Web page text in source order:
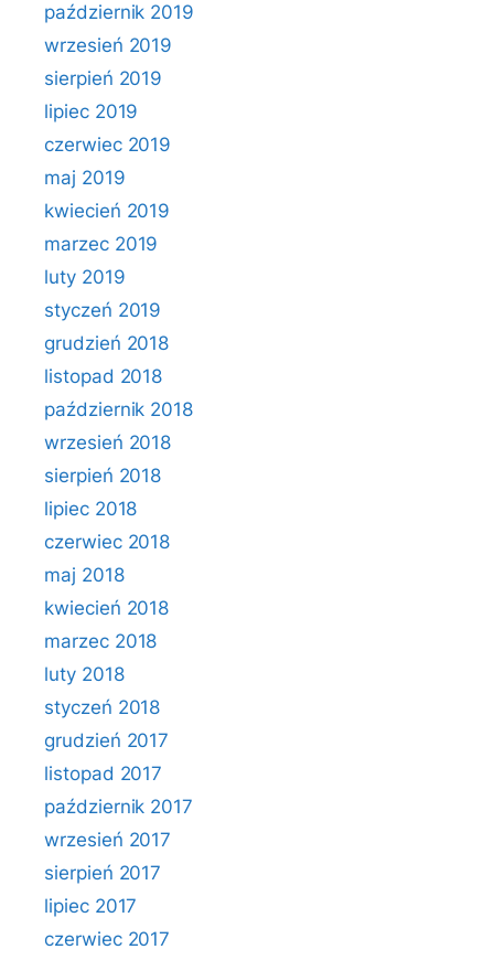
październik 2019
wrzesień 2019
sierpień 2019
lipiec 2019
czerwiec 2019
maj 2019
kwiecień 2019
marzec 2019
luty 2019
styczeń 2019
grudzień 2018
listopad 2018
październik 2018
wrzesień 2018
sierpień 2018
lipiec 2018
czerwiec 2018
maj 2018
kwiecień 2018
marzec 2018
luty 2018
styczeń 2018
grudzień 2017
listopad 2017
październik 2017
wrzesień 2017
sierpień 2017
lipiec 2017
czerwiec 2017